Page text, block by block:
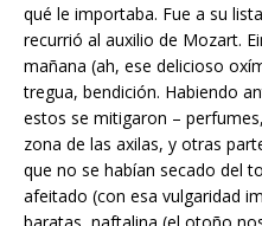
qué le importaba. Fue a su
recurrió al auxilio de Mozart.
mañana (ah, ese delicioso
tregua, bendición. Habiendo
estos se mitigaron –
zona de las axilas, y otras
que no se habían secado del
afeitado (con esa vulgaridad